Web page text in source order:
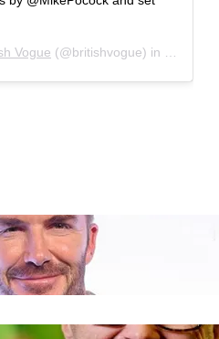
Vogue (@britishvogue) in data: